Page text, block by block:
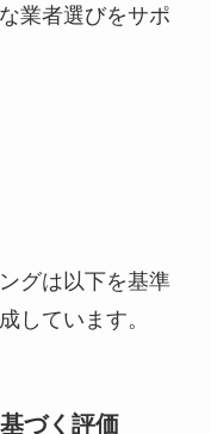
業者選びをサポ
グは以下を基準
しています。
づく評価